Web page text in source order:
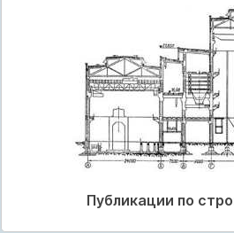
Публикации по